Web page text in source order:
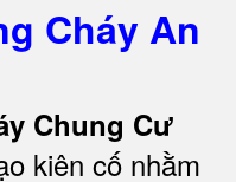
Cháy An
Chung Cư
kiên cố nhằm